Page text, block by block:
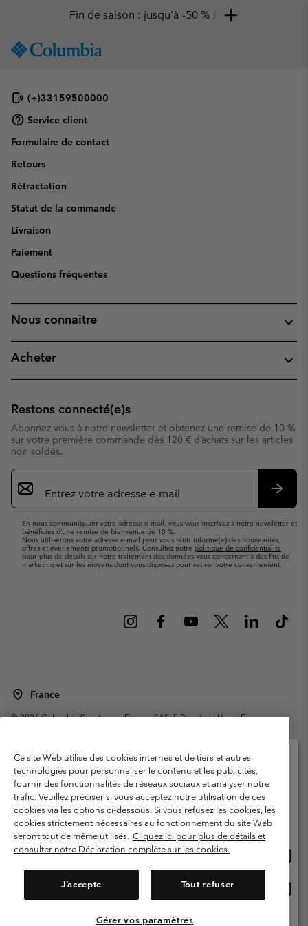
TO
TO
MAIN
TO
SEARCH
Fin de saison : jusqu'à -50 % !
(+)33159500000
Service client
Formulaire de contact
Retours
Rétractation
Statut de la commande
Livraison
Paiement
Questions fréquentes
Nous connaitre
Acheter
Restons connecté(e)s
Abonnez-vous à notre newsletter et obtenez une remise de 10 %
sur votre première commande dès 120 € d’achats sur les articles
non soldés.
Inscription
par
e-
En nous communiquant votre adresse e-mail, vous vous inscrivez à notre newsletter et
bénéficiez d’une remise de bienvenue de 10 %.
Nous utiliserons votre adresse e-mail pour vous tenir informé(e) des nouveautés,
offres et événements promotionnels. Consultez notre politique de confidentialité
pour plus de détails sur notre traitement des données vous concernant à des fins de
marketing et sur les moyens dont vous disposez pour retirer votre consentement.
France
©2026Columbia Sportswear Europe SAS. 5 Rue de la Haye, Espace
Garanties Légales
Politique de confidentialité
Conditions d'utilisation - Membres
Conditions D'utilisation - Contenu généré par l'utilisateur
Impressum
Cookies
Public CBCR
Ce site Web utilise des cookies internes et de tiers et autres
technologies pour personnaliser le contenu et les publicités,
fournir des fonctionnalités de réseaux sociaux et analyser notre
trafic. Veuillez préciser si vous acceptez notre utilisation de ces
cookies via les options ci-dessous. Si vous refusez les cookies, les
cookies strictement nécessaires au fonctionnement du site Web
seront tout de même utilisés. Cliquez ici pour plus de détails et
consulter notre Déclaration complète sur les cookies.
J’accepte Tout refuser
Gérer vos paramètres
Veuillez sélectionner votre pays d’expédition et
votre langue
Achats en ligne disponibles
United States
ligne
France